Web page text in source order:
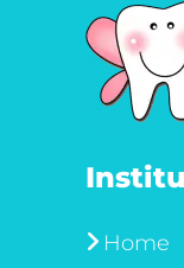
Home